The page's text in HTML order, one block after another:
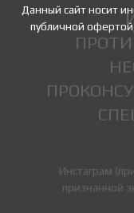
Данный сайт носит
публичной
Инстаграм
признанной